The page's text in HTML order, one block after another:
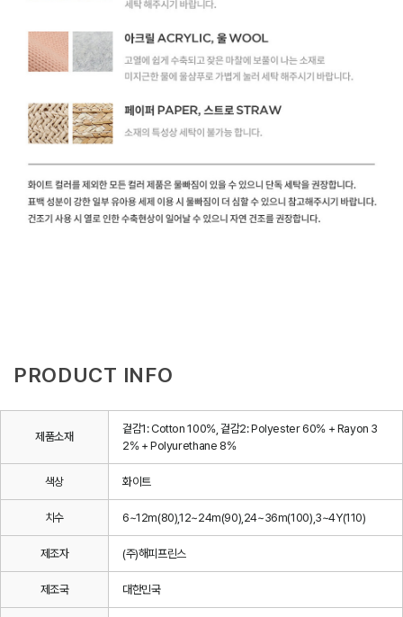
PRODUCT INFO
제품소재
겉감1: Cotton 100%, 겉감2: Polyester 60% + Rayon 3
2% + Polyurethane 8%
색상 화이트
치수 6~12m(80),12~24m(90),24~36m(100),3~4Y(110)
제조자 (주)해피프린스
제조국 대한민국